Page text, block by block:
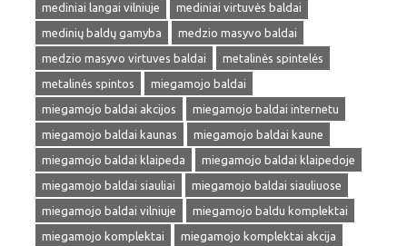
mediniai langai vilniuje
mediniai virtuvės baldai
medinių baldų gamyba
medzio masyvo baldai
medzio masyvo virtuves baldai
metalinės spintelės
metalinės spintos
miegamojo baldai
miegamojo baldai akcijos
miegamojo baldai internetu
miegamojo baldai kaunas
miegamojo baldai kaune
miegamojo baldai klaipeda
miegamojo baldai klaipedoje
miegamojo baldai siauliai
miegamojo baldai siauliuose
miegamojo baldai vilniuje
miegamojo baldu komplektai
miegamojo komplektai
miegamojo komplektai akcija